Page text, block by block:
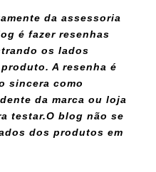
da assessoria
é fazer resenhas
os lados
A resenha é
sincera como
da marca ou loja
testar.O blog não se
dos produtos em